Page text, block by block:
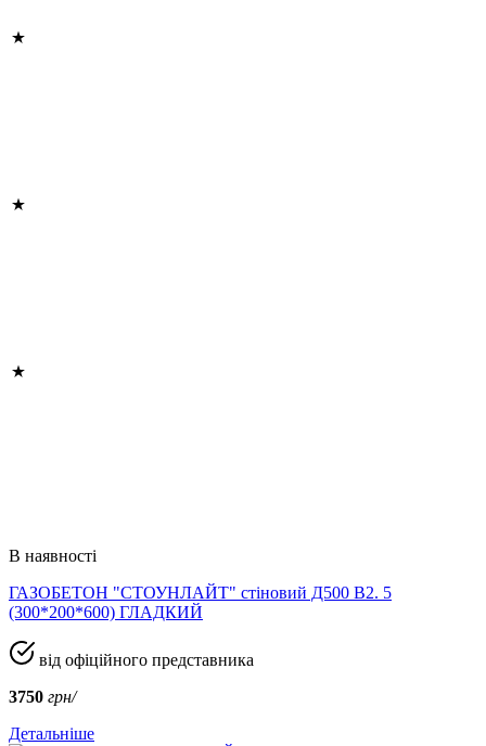
В наявності
ГАЗОБЕТОН "СТОУНЛАЙТ" стіновий Д500 В2. 5
(300*200*600) ГЛАДКИЙ
від офіційного представника
3750 грн/
Детальніше